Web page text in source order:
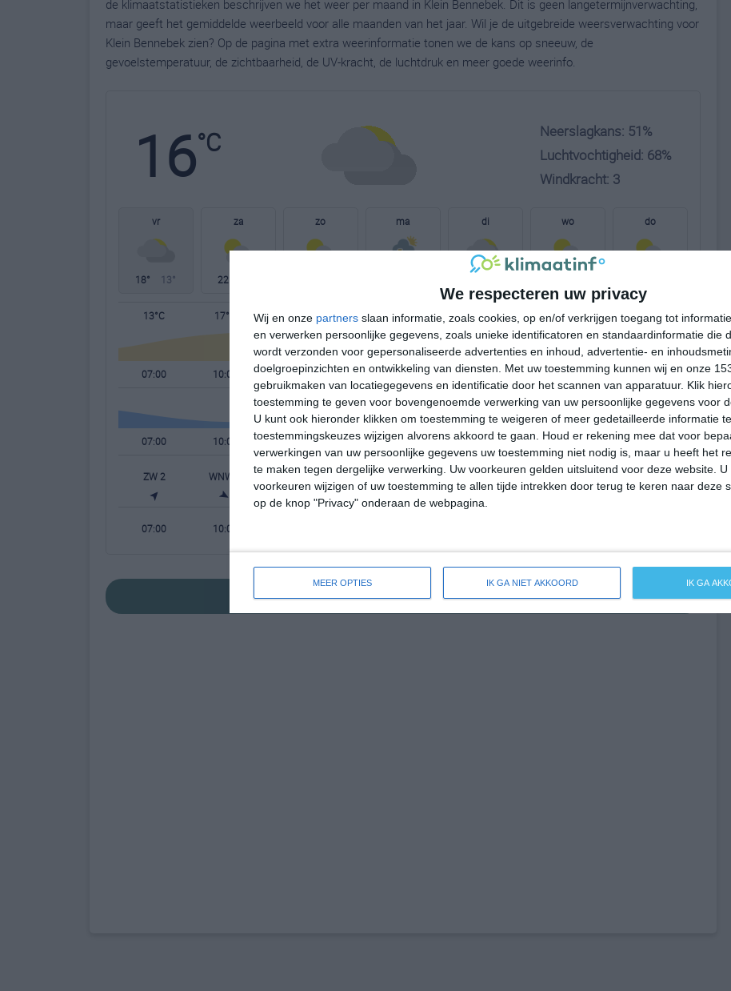
We respecteren uw privacy
Wij en onze partners slaan informatie, zoals cookies, op en/of verkrijgen toegang tot
en verwerken persoonlijke gegevens, zoals unieke identificatoren en standaardinformatie die
wordt verzonden voor gepersonaliseerde advertenties en inhoud, advertentie- en
doelgroepinzichten en ontwikkeling van diensten.
Met uw toestemming kunnen wij en onze
gebruikmaken van locatiegegevens en identificatie door het scannen van apparatuur. Klik
toestemming te geven voor bovengenoemde verwerking van uw persoonlijke gegevens voor
U kunt ook hieronder klikken om toestemming te weigeren of meer gedetailleerde informatie
toestemmingskeuzes wijzigen alvorens akkoord te gaan.
Houd er rekening mee dat voor
verwerkingen van uw persoonlijke gegevens uw toestemming niet nodig is, maar u heeft het
te maken tegen dergelijke verwerking. Uw voorkeuren gelden uitsluitend voor deze website. U
voorkeuren wijzigen of uw toestemming te allen tijde intrekken door terug te keren naar deze
op de knop "Privacy" onderaan de webpagina.
MEER OPTIES IK GA NIET AKKOORD IK GA
de klimaatstatistieken beschrijven we het weer per maand in Klein Bennebek. Dit is geen langetermijnverwachting,
maar geeft het gemiddelde weerbeeld voor alle maanden van het jaar. Wil je de uitgebreide weersverwachting voor
Klein Bennebek zien? Op de pagina met extra weerinformatie tonen we de kans op sneeuw, de
gevoelstemperatuur, de zichtbaarheid, de UV-kracht, de luchtdruk en meer goede weerinfo.
16°C
Neerslagkans: 51%
Luchtvochtigheid: 68%
Windkracht: 3
vr
18° 13°
za
22°
zo ma di wo do
13°C 17°C 18°C 18°C 18°C 13°C 12°C 11°C
07:00 10:00 13:00 16:00 19:00 22:00 01:00 04:00
07:00 10:00 13:00 16:00 19:00 22:00 01:00 04:00
ZW 2 WNW 3 WNW 4 WNW 4 WNW 3 W 1 ZW 1 ZW 1
07:00 10:00
bekijk de uitgebreide weersverwachting voor Klein Bennebek